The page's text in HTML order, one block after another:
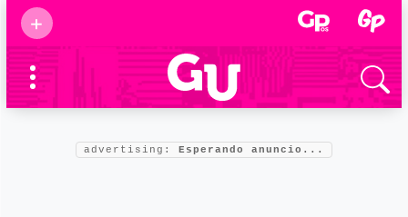
+
Supermamás
2025
Marcas de
confianza
Foro salud
advertising: Esperando anuncio...